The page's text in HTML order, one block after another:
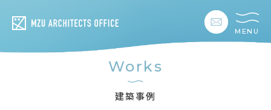
MENU
Works
建築事例